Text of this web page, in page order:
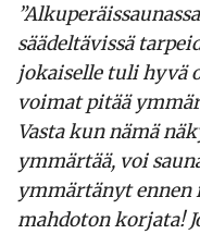
säädeltävissä
jokaiselle tuli hyvä
voimat pitää
Vasta kun nämä
ymmärtää, voi
ymmärtänyt ennen
mahdoton korjata!